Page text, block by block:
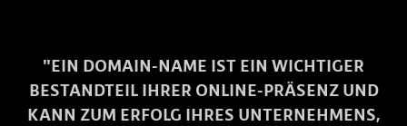
"EIN DOMAIN-NAME IST EIN WICHTIGER
BESTANDTEIL IHRER ONLINE-PRÄSENZ UND
KANN ZUM ERFOLG IHRES UNTERNEHMENS,